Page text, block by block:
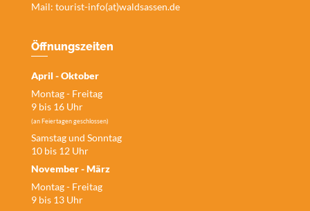
Mail: tourist-info(at)waldsassen.de
Öffnungszeiten
April - Oktober
Montag - Freitag
9 bis 16 Uhr
(an Feiertagen geschlossen)
Samstag und Sonntag
10 bis 12 Uhr
November - März
Montag - Freitag
9 bis 13 Uhr